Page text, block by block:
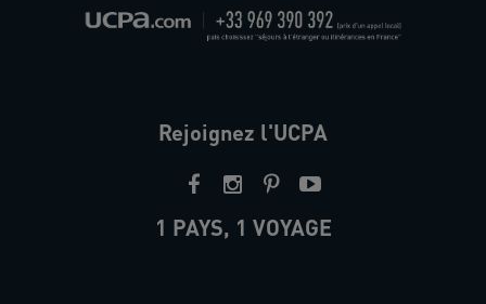
Rejoignez l'UCPA
1 PAYS, 1 VOYAGE